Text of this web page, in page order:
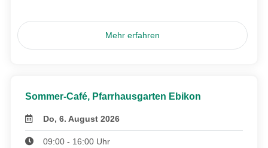
Mehr erfahren
Sommer-Café, Pfarrhausgarten Ebikon
Do, 6. August 2026
09:00 - 16:00 Uhr